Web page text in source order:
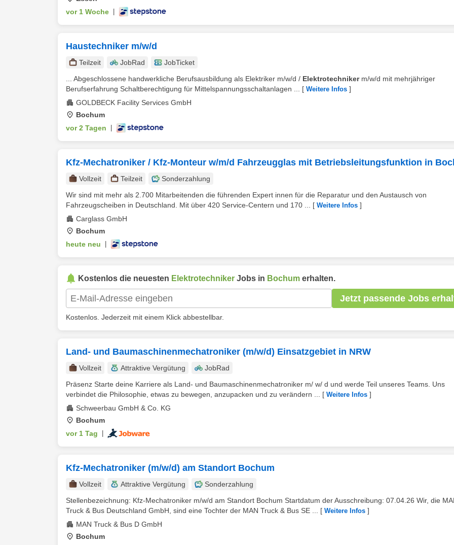
vor 1 Woche
Haustechniker m/w/d
Teilzeit JobRad
JobTicket
... Abgeschlossene handwerkliche Berufsausbildung als Elektriker m/w/d / Elektrotechnikerm/w/d mit mehrjähriger
Berufserfahrung Schaltberechtigung für Mittelspannungsschaltanlagen ...
[ Weitere Infos ]
GOLDBECK Facility Services GmbH
Bochum
vor 2 Tagen
Kfz-Mechatroniker / Kfz-Monteur w/m/d Fahrzeugglas mit Betriebsleitungsfunktion in
Vollzeit Teilzeit
Sonderzahlung
Wir sind mit mehr als 2.700 Mitarbeitenden die führenden Expert innen für die Reparatur und den Austausch von
Fahrzeugscheiben in Deutschland. Mit über 420 Service-Centern und 170 ...
[ Weitere Infos ]
Carglass GmbH
Bochum
heute neu
Kostenlos die neuesten Elektrotechniker Jobs in Bochum erhalten.
Jetzt passende Jobs
Kostenlos. Jederzeit mit einem Klick abbestellbar.
Land- und Baumaschinenmechatroniker (m/w/d) Einsatzgebiet in NRW
Vollzeit Attraktive Vergütung
JobRad
Präsenz Starte deine Karriere als Land- und Baumaschinenmechatroniker m/ w/ d und werde Teil unseres Teams. Uns
verbindet die Philosophie, etwas zu bewegen, anzupacken und zu verändern ...
[ Weitere Infos ]
Schweerbau GmbH & Co. KG
Bochum
vor 1 Tag
Kfz-Mechatroniker (m/w/d) am Standort Bochum
Vollzeit Attraktive Vergütung
Sonderzahlung
Stellenbezeichnung: Kfz-Mechatroniker m/w/d am Standort Bochum Startdatum der Ausschreibung: 07.04.26 Wir, die
Truck & Bus Deutschland GmbH, sind eine Tochter der MAN Truck & Bus SE ...
[ Weitere Infos ]
MAN Truck & Bus D GmbH
Bochum